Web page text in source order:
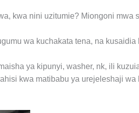
kwa nini uzitumie? Miongoni mwa
wa kuchakata tena, na
ya kipunyi, washer, nk, ili
kwa matibabu ya urejeleshaji